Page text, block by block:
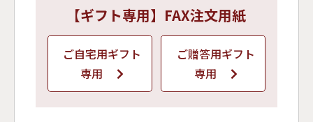
【ギフト専用】FAX注文用紙
ご自宅用ギフト
専用
ご贈答用ギフト
専用